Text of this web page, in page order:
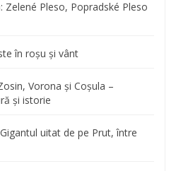
Pleso, Popradské Pleso
în roșu și vânt
Vorona și Coșula –
și istorie
uitat de pe Prut, între